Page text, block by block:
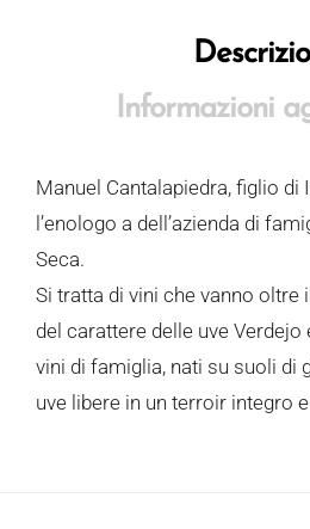
Informazioni
Manuel Cantalapiedra, figlio di
l’enologo a dell’azienda di
Seca.
Si tratta di vini che vanno
del carattere delle uve
vini di famiglia, nati su suoli di
uve libere in un terroir integro